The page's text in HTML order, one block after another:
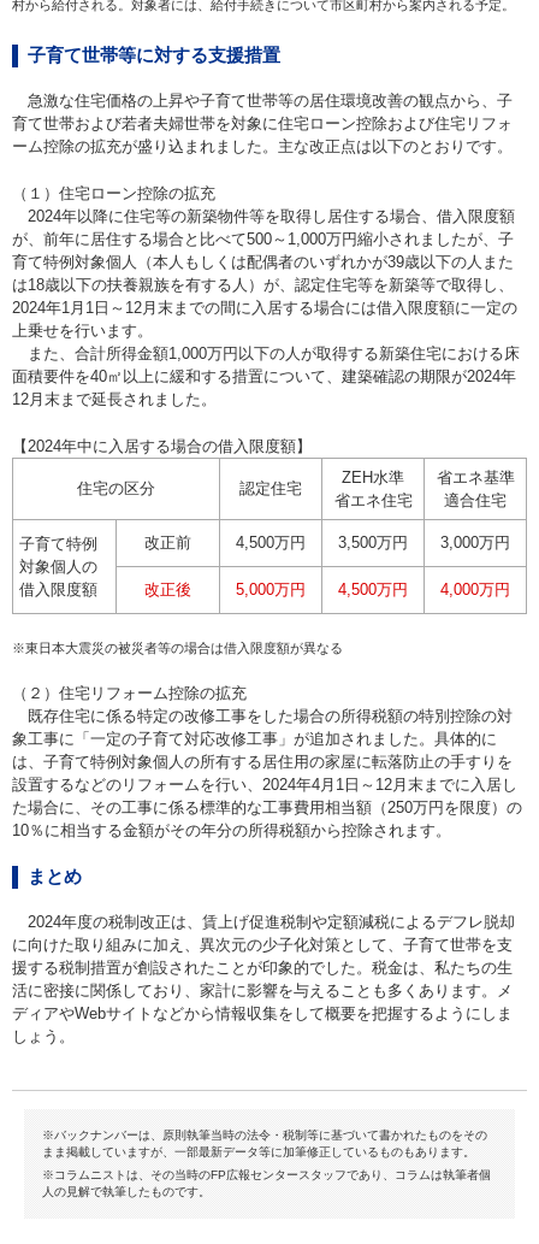
村から給付される。対象者には、給付手続きについて市区町村から案内される予定。
子育て世帯等に対する支援措置
急激な住宅価格の上昇や子育て世帯等の居住環境改善の観点から、子
育て世帯および若者夫婦世帯を対象に住宅ローン控除および住宅リフォ
ーム控除の拡充が盛り込まれました。主な改正点は以下のとおりです。
（１）住宅ローン控除の拡充
2024年以降に住宅等の新築物件等を取得し居住する場合、借入限度額
が、前年に居住する場合と比べて500～1,000万円縮小されましたが、子
育て特例対象個人（本人もしくは配偶者のいずれかが39歳以下の人また
は18歳以下の扶養親族を有する人）が、認定住宅等を新築等で取得し、
2024年1月1日～12月末までの間に入居する場合には借入限度額に一定の
上乗せを行います。
また、合計所得金額1,000万円以下の人が取得する新築住宅における床
面積要件を40㎡以上に緩和する措置について、建築確認の期限が2024年
12月末まで延長されました。
【2024年中に入居する場合の借入限度額】
住宅の区分 認定住宅
ZEH水準
省エネ住宅
省エネ基準
適合住宅
子育て特例
対象個人の
借入限度額
改正前 4,500万円 3,500万円 3,000万円
改正後 5,000万円 4,500万円 4,000万円
※東日本大震災の被災者等の場合は借入限度額が異なる
（２）住宅リフォーム控除の拡充
既存住宅に係る特定の改修工事をした場合の所得税額の特別控除の対
象工事に「一定の子育て対応改修工事」が追加されました。具体的に
は、子育て特例対象個人の所有する居住用の家屋に転落防止の手すりを
設置するなどのリフォームを行い、2024年4月1日～12月末までに入居し
た場合に、その工事に係る標準的な工事費用相当額（250万円を限度）の
10％に相当する金額がその年分の所得税額から控除されます。
まとめ
2024年度の税制改正は、賃上げ促進税制や定額減税によるデフレ脱却
に向けた取り組みに加え、異次元の少子化対策として、子育て世帯を支
援する税制措置が創設されたことが印象的でした。税金は、私たちの生
活に密接に関係しており、家計に影響を与えることも多くあります。メ
ディアやWebサイトなどから情報収集をして概要を把握するようにしま
しょう。
※バックナンバーは、原則執筆当時の法令・税制等に基づいて書かれたものをその
まま掲載していますが、一部最新データ等に加筆修正しているものもあります。
※コラムニストは、その当時のFP広報センタースタッフであり、コラムは執筆者個
人の見解で執筆したものです。